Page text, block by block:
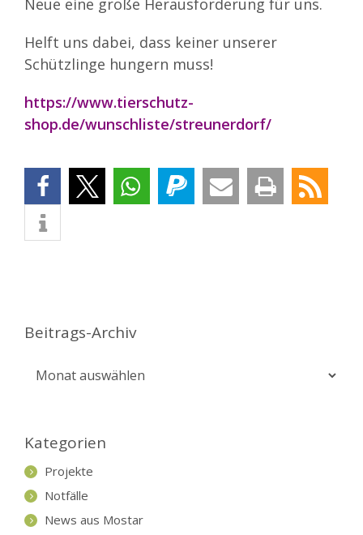
Neue eine große Herausforderung für uns.
Helft uns dabei, dass keiner unserer
Schützlinge hungern muss!
https://www.tierschutz-
shop.de/wunschliste/streunerdorf/
Beitrags-Archiv
Archiv
Kategorien
Projekte
Notfälle
News aus Mostar